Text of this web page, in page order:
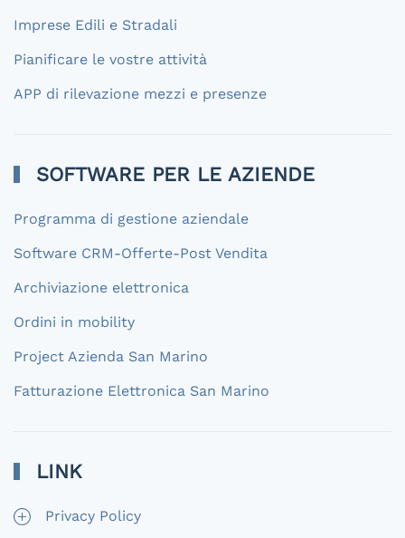
Imprese Edili e Stradali
Pianificare le vostre attività
APP di rilevazione mezzi e presenze
SOFTWARE PER LE AZIENDE
Programma di gestione aziendale
Software CRM-Offerte-Post Vendita
Archiviazione elettronica
Ordini in mobility
Project Azienda San Marino
Fatturazione Elettronica San Marino
LINK
Privacy Policy